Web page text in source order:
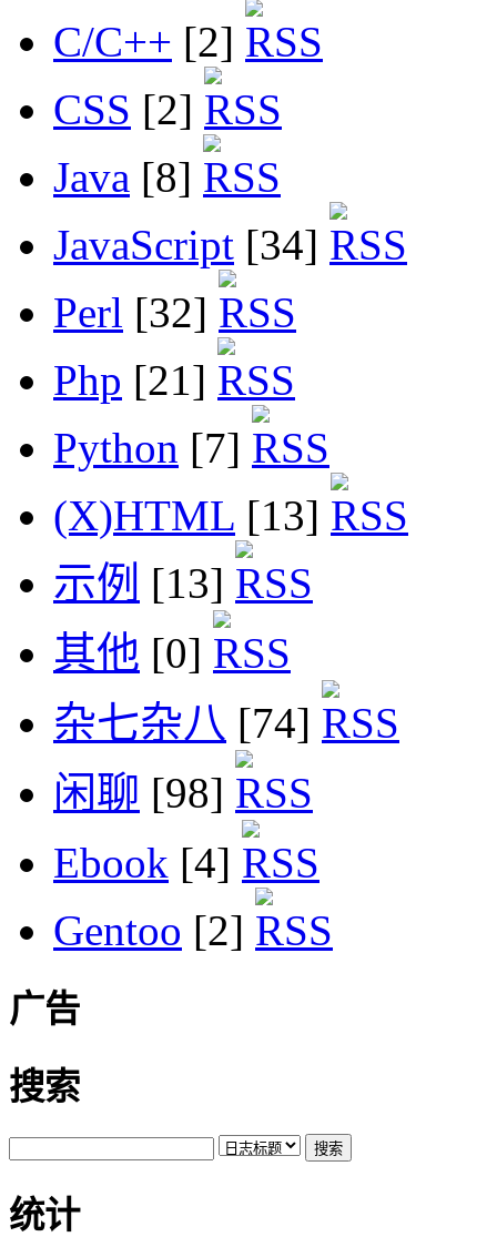
C/C++ [2]
CSS [2]
Java [8]
JavaScript [34]
Perl [32]
Php [21]
Python [7]
(X)HTML [13]
示例 [13]
其他 [0]
杂七杂八 [74]
闲聊 [98]
Ebook [4]
Gentoo [2]
广告
搜索
统计